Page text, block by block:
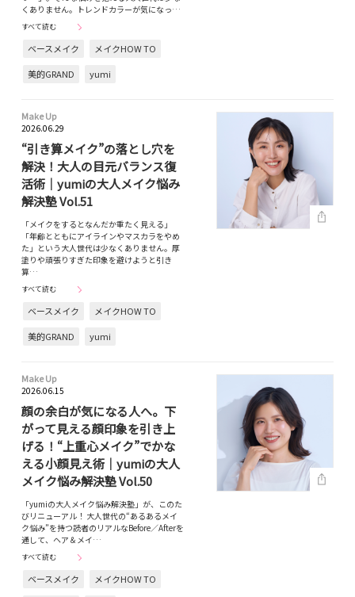
くありません。トレンドカラーが気になっ…
すべて読む
ベースメイク
メイクHOW TO
美的GRAND
yumi
Make Up
2026.06.29
“引き算メイク”の落とし穴を
解決！大人の目元バランス復
活術｜yumiの大人メイク悩み
解決塾 Vol.51
「メイクをするとなんだか重たく見える」
「年齢とともにアイラインやマスカラをやめ
た」という大人世代は少なくありません。厚
塗りや頑張りすぎた印象を避けようと引き
算…
すべて読む
ベースメイク
メイクHOW TO
美的GRAND
yumi
Make Up
2026.06.15
顔の余白が気になる人へ。下
がって見える顔印象を引き上
げる！“上重心メイク”でかな
える小顔見え術｜yumiの大人
メイク悩み解決塾 Vol.50
「yumiの大人メイク悩み解決塾」が、このた
びリニューアル！ 大人世代の“あるあるメイ
ク悩み”を持つ読者のリアルなBefore／Afterを
通して、ヘア＆メイ…
すべて読む
ベースメイク
メイクHOW TO